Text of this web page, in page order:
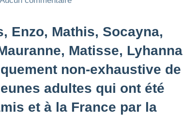
Enzo, Mathis, Socayna,
Matisse, Lyhanna
non-exhaustive de
adultes qui ont été
et à la France par la